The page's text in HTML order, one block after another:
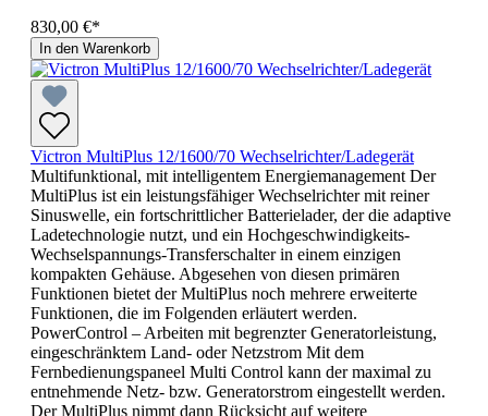
830,00 €*
In den Warenkorb
Victron MultiPlus 12/1600/70 Wechselrichter/Ladegerät
Multifunktional, mit intelligentem Energiemanagement Der
MultiPlus ist ein leistungsfähiger Wechselrichter mit reiner
Sinuswelle, ein fortschrittlicher Batterielader, der die adaptive
Ladetechnologie nutzt, und ein Hochgeschwindigkeits-
Wechselspannungs-Transferschalter in einem einzigen
kompakten Gehäuse. Abgesehen von diesen primären
Funktionen bietet der MultiPlus noch mehrere erweiterte
Funktionen, die im Folgenden erläutert werden.
PowerControl – Arbeiten mit begrenzter Generatorleistung,
eingeschränktem Land- oder Netzstrom Mit dem
Fernbedienungspaneel Multi Control kann der maximal zu
entnehmende Netz- bzw. Generatorstrom eingestellt werden.
Der MultiPlus nimmt dann Rücksicht auf weitere